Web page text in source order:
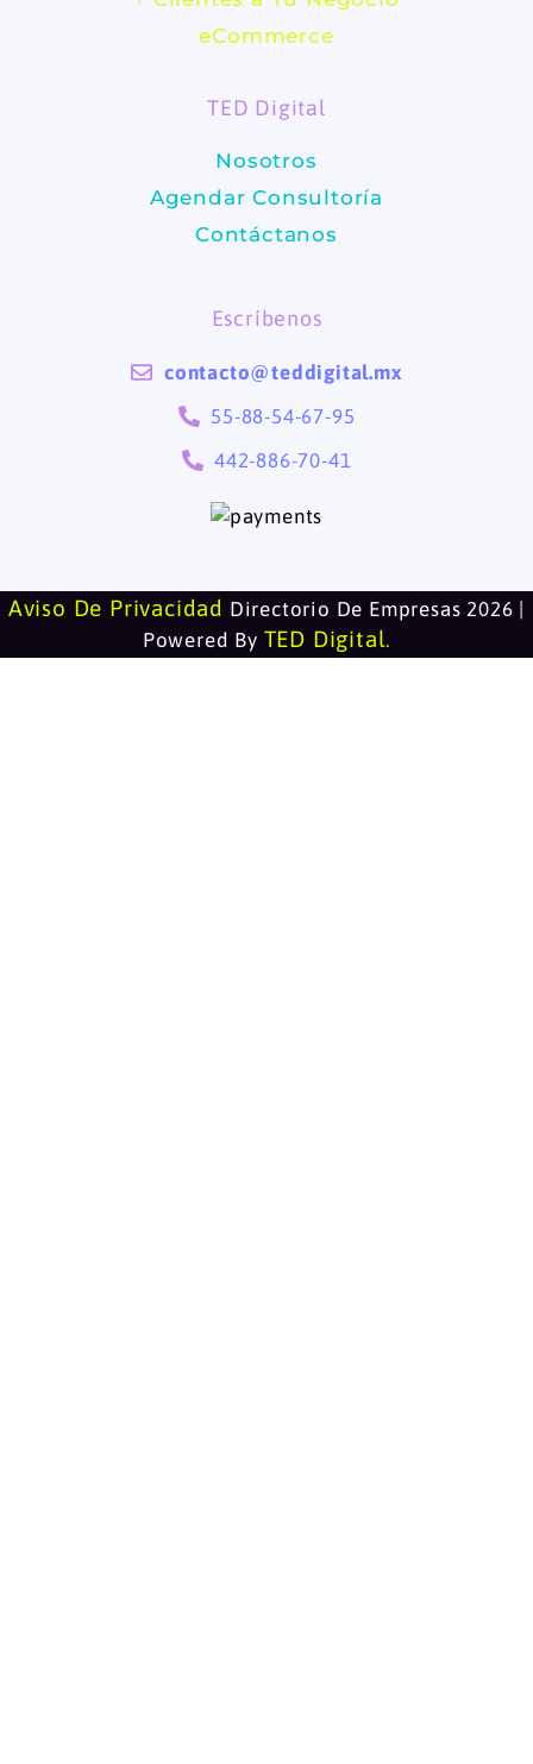
b
o
k
a
r
a
m
eCommerce
TED Digital
Nosotros
Agendar Consultoría
Contáctanos
Escríbenos
contacto@teddigital.mx
55-88-54-67-95
442-886-70-41
Aviso De Privacidad Directorio De Empresas 2026 |
Powered By TED Digital.